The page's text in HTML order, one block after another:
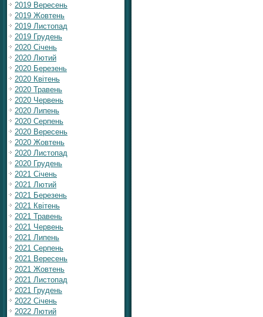
2019 Вересень
2019 Жовтень
2019 Листопад
2019 Грудень
2020 Січень
2020 Лютий
2020 Березень
2020 Квітень
2020 Травень
2020 Червень
2020 Липень
2020 Серпень
2020 Вересень
2020 Жовтень
2020 Листопад
2020 Грудень
2021 Січень
2021 Лютий
2021 Березень
2021 Квітень
2021 Травень
2021 Червень
2021 Липень
2021 Серпень
2021 Вересень
2021 Жовтень
2021 Листопад
2021 Грудень
2022 Січень
2022 Лютий